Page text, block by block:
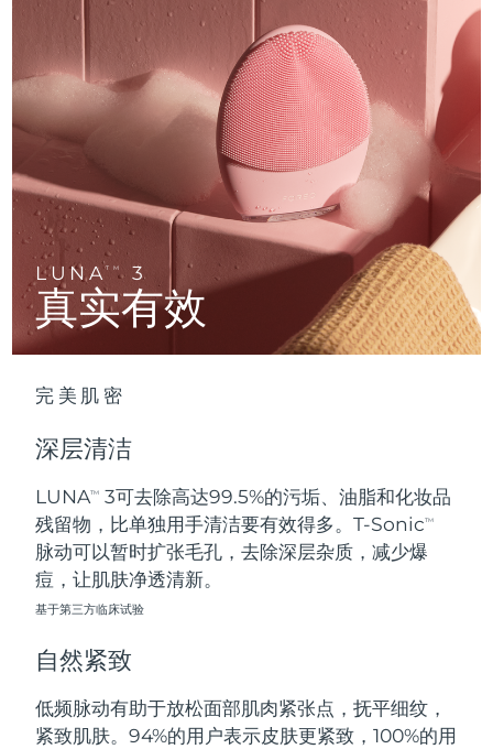
LUNATM 3
真实有效
完美肌密
深层清洁
LUNATM
3可去除高达99.5%的污垢、油脂和化妆品
残留物，比单独用手清洁要有效得多。T-SonicTM
脉动可以暂时扩张毛孔，去除深层杂质，减少爆
痘，让肌肤净透清新。
基于第三方临床试验
自然紧致
低频脉动有助于放松面部肌肉紧张点，抚平细纹，
紧致肌肤。94%的用户表示皮肤更紧致，100%的用
Concentrated acne gel
ESPADA™ 设备
All acne treatment devices
Advanced eye care treatment
眼部护理设备
All revitalizing eye massagers
KIWI™
Blackhead remover
KIWI™ 皮肤护理
Advanced pore care essentials
FLIP™ play advanced
LED light hairbrush
LUNA™ Dual-Peptide Scalp
For healthy hair
issa™ Teeth Whitening Set
Dual LED + sonic device & 18% PAP gel
issa™ Teeth Whitening Gel
更多的
护肤品 男士
全部购买
关于我们
印度尼西亚 预计送达日期 8/8/26
爱尔兰 预计送达日期8/10/26
马恩岛 预计送达日期 8/12/26
预计送达日期
意大利 预计送达日期8/10/26
日本 预计送达日期8/13/26
泽西岛 预计送达日期8/15/26
黎巴嫩 预计送达日期8/11/26
立陶宛
中国澳门特别行政区
马来西亚 预计送达日期8/13/26